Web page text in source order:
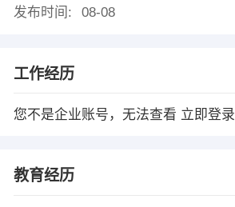
发布时间:
08-08
工作经历
您不是企业账号，无法查看 立即登录
教育经历